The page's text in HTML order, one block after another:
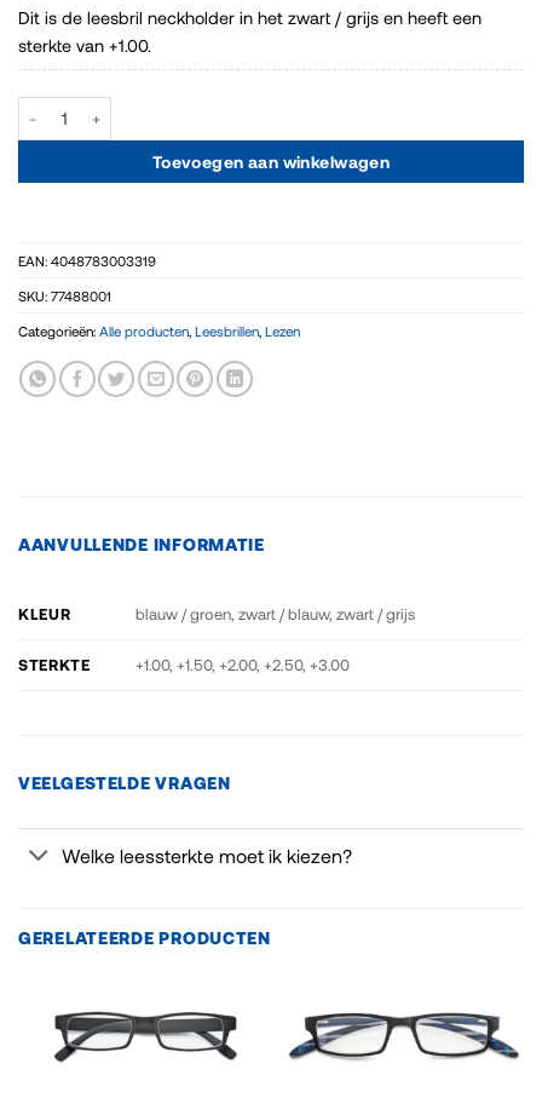
Dit is de leesbril neckholder in het zwart / grijs en heeft een
sterkte van +1.00.
Toevoegen aan winkelwagen
EAN: 4048783003319
SKU: 77488001
Categorieën: Alle producten Leesbrillen Lezen
AANVULLENDE INFORMATIE
KLEUR blauw / groen, zwart / blauw, zwart / grijs
STERKTE +1.00, +1.50, +2.00, +2.50, +3.00
VEELGESTELDE VRAGEN
Welke leessterkte moet ik kiezen?
GERELATEERDE PRODUCTEN